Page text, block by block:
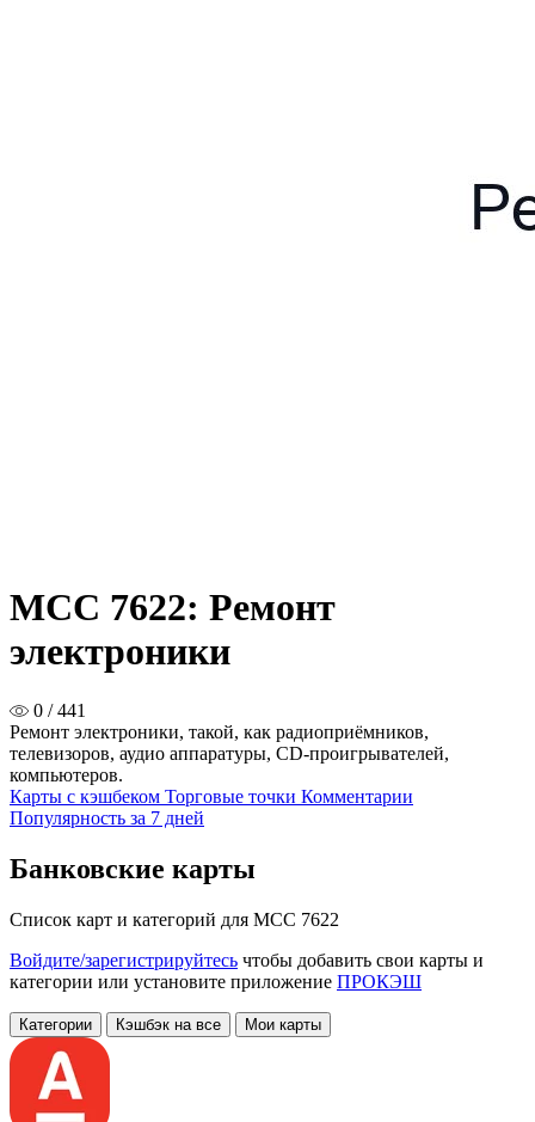
MCC 7622: Ремонт
электроники
0 / 441
Ремонт электроники, такой, как радиоприёмников,
телевизоров, аудио аппаратуры, СD-проигрывателей,
компьютеров.
Карты с кэшбеком Торговые точки Комментарии
Популярность за 7 дней
Банковские карты
Список карт и категорий для MCC 7622
Войдите/зарегистрируйтесь чтобы добавить свои карты и
категории или установите приложение ПРОКЭШ
Категории Кэшбэк на все Мои карты